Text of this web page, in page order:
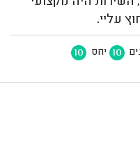
עליי.
10 יחס 10